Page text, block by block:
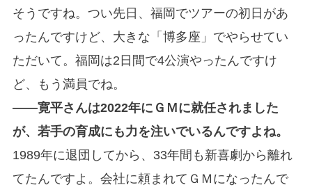
そうですね。つい先日、福岡でツアーの初日があ
ったんですけど、大きな「博多座」でやらせてい
ただいて。福岡は2日間で4公演やったんですけ
ど、もう満員でね。
――寛平さんは2022年に ＧＭに就任されました
が、若手の育成にも力を注いでいるんですよね。
1989年に退団してから、33年間も新喜劇から離れ
てたんですよ。会社に頼まれてＧＭになったんで